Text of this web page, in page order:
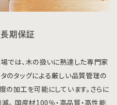
期保証
では、木の扱いに熟達した専門家
のタッグによる厳しい品質管理の
の加工を可能にしています。さらに
。 国産材100％・高品質・高性能